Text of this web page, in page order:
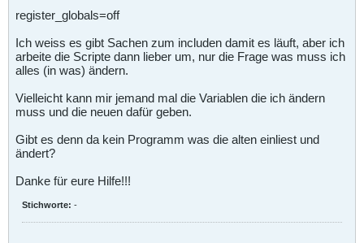
register_globals=off
Ich weiss es gibt Sachen zum includen damit es läuft, aber ich
arbeite die Scripte dann lieber um, nur die Frage was muss ich
alles (in was) ändern.
Vielleicht kann mir jemand mal die Variablen die ich ändern
muss und die neuen dafür geben.
Gibt es denn da kein Programm was die alten einliest und
ändert?
Danke für eure Hilfe!!!
Stichworte: -